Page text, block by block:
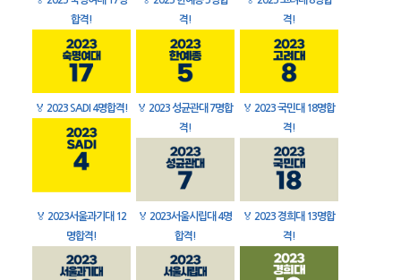
합격!
격!
격!
🏅 2023 SADI 4명합격! 🏅 2023 성균관대 7명합
격!
🏅 2023 국민대 18명합
격!
🏅 2023서울과기대 12
명합격!
🏅 2023서울시립대 4명
합격!
🏅 2023 경희대 13명합
격!